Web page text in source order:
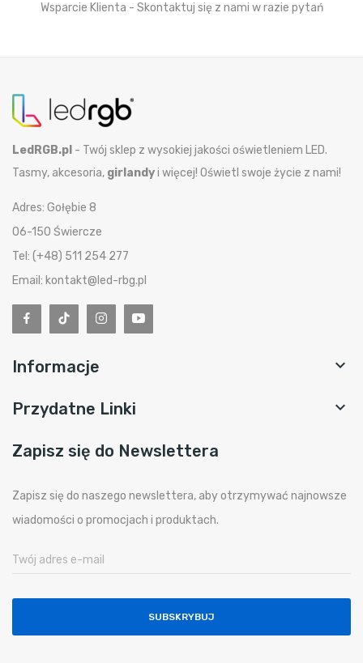
Wsparcie Klienta - Skontaktuj się z nami w razie pytań
LedRGB.pl - Twój sklep z wysokiej jakości oświetleniem LED.
Tasmy, akcesoria, girlandyi więcej! Oświetl swoje życie z nami!
Adres: Gołębie 8
06-150 Świercze
Tel: (+48) 511 254 277
Email: kontakt@led-rbg.pl
Informacje 
Przydatne Linki 
Zapisz się do Newslettera
Zapisz się do naszego newslettera, aby otrzymywać najnowsze
wiadomości o promocjach i produktach.
SUBSKRYBUJ